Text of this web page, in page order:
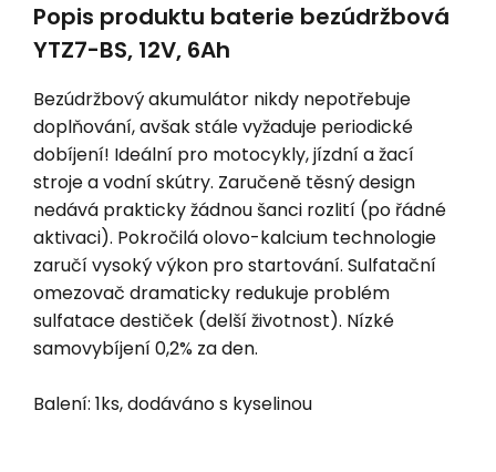
Popis produktu baterie bezúdržbová
YTZ7-BS, 12V, 6Ah
Bezúdržbový akumulátor nikdy nepotřebuje
doplňování, avšak stále vyžaduje periodické
dobíjení! Ideální pro motocykly, jízdní a žací
stroje a vodní skútry. Zaručeně těsný design
nedává prakticky žádnou šanci rozlití (po řádné
aktivaci). Pokročilá olovo-kalcium technologie
zaručí vysoký výkon pro startování. Sulfatační
omezovač dramaticky redukuje problém
sulfatace destiček (delší životnost). Nízké
samovybíjení 0,2% za den.
Balení: 1ks, dodáváno s kyselinou